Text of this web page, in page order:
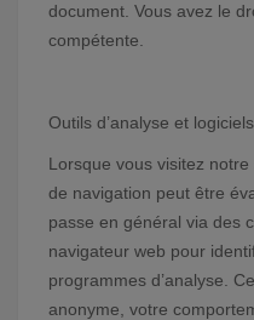
document. Vous avez le
compétente.
Outils d’analyse et
Lorsque vous visitez
de navigation peut être
passe en général via des
navigateur web pour
programmes d’analyse.
anonyme, votre